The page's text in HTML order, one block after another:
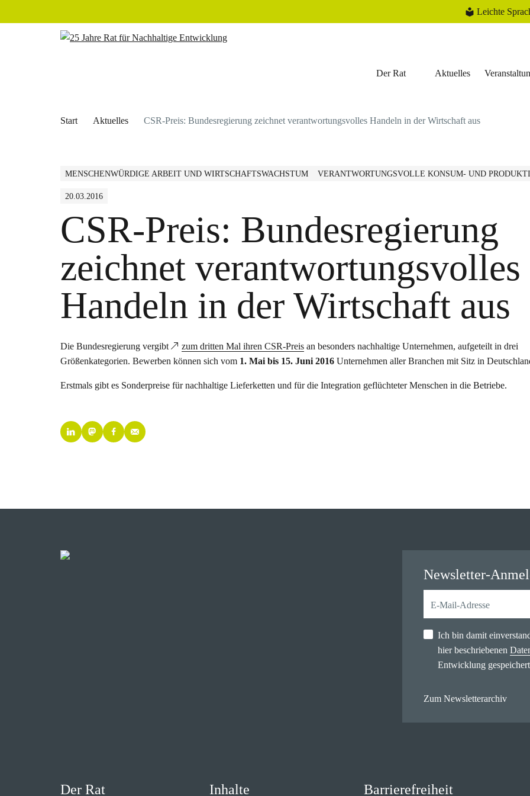
Leichte
Der Rat Aktuelles
Start Aktuelles CSR-Preis: Bundesregierung zeichnet verantwortungsvolles Handeln in der Wirtschaft aus
MENSCHENWÜRDIGE ARBEIT UND WIRTSCHAFTSWACHSTUM VERANTWORTUNGSVOLLE KONSUM- UND
20.03.2016
CSR-Preis: Bundesregierung
zeichnet verantwortungsvolles
Handeln in der Wirtschaft aus
Die Bundesregierung vergibt zum dritten Mal ihren CSR-Preis an besonders nachhaltige Unternehmen, aufgeteilt in drei
Größenkategorien. Bewerben können sich vom 1. Mai bis 15. Juni 2016 Unternehmen aller Branchen mit Sitz in
Erstmals gibt es Sonderpreise für nachhaltige Lieferketten und für die Integration geflüchteter Menschen in die Betriebe.
Newsletter-
Ich bin damit
hier beschriebenen
Entwicklung
Zum Newsletterarchiv
Der Rat Inhalte Barrierefreiheit